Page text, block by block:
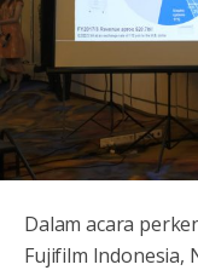
Dalam acara
Fujifilm Indonesia,